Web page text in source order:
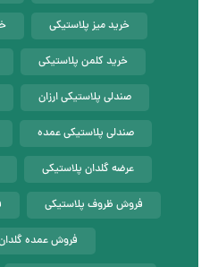
خرید میز پلاستیکی
خرید کلمن پلاستیکی
صندلی پلاستیکی ارزان
صندلی پلاستیکی عمده
عرضه گلدان پلاستیکی
فروش ظروف پلاستیکی
فروش عمده